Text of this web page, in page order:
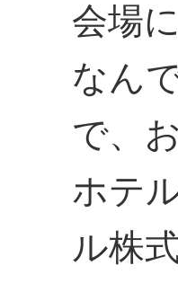
会場
なん
で、
ホテ
ル株